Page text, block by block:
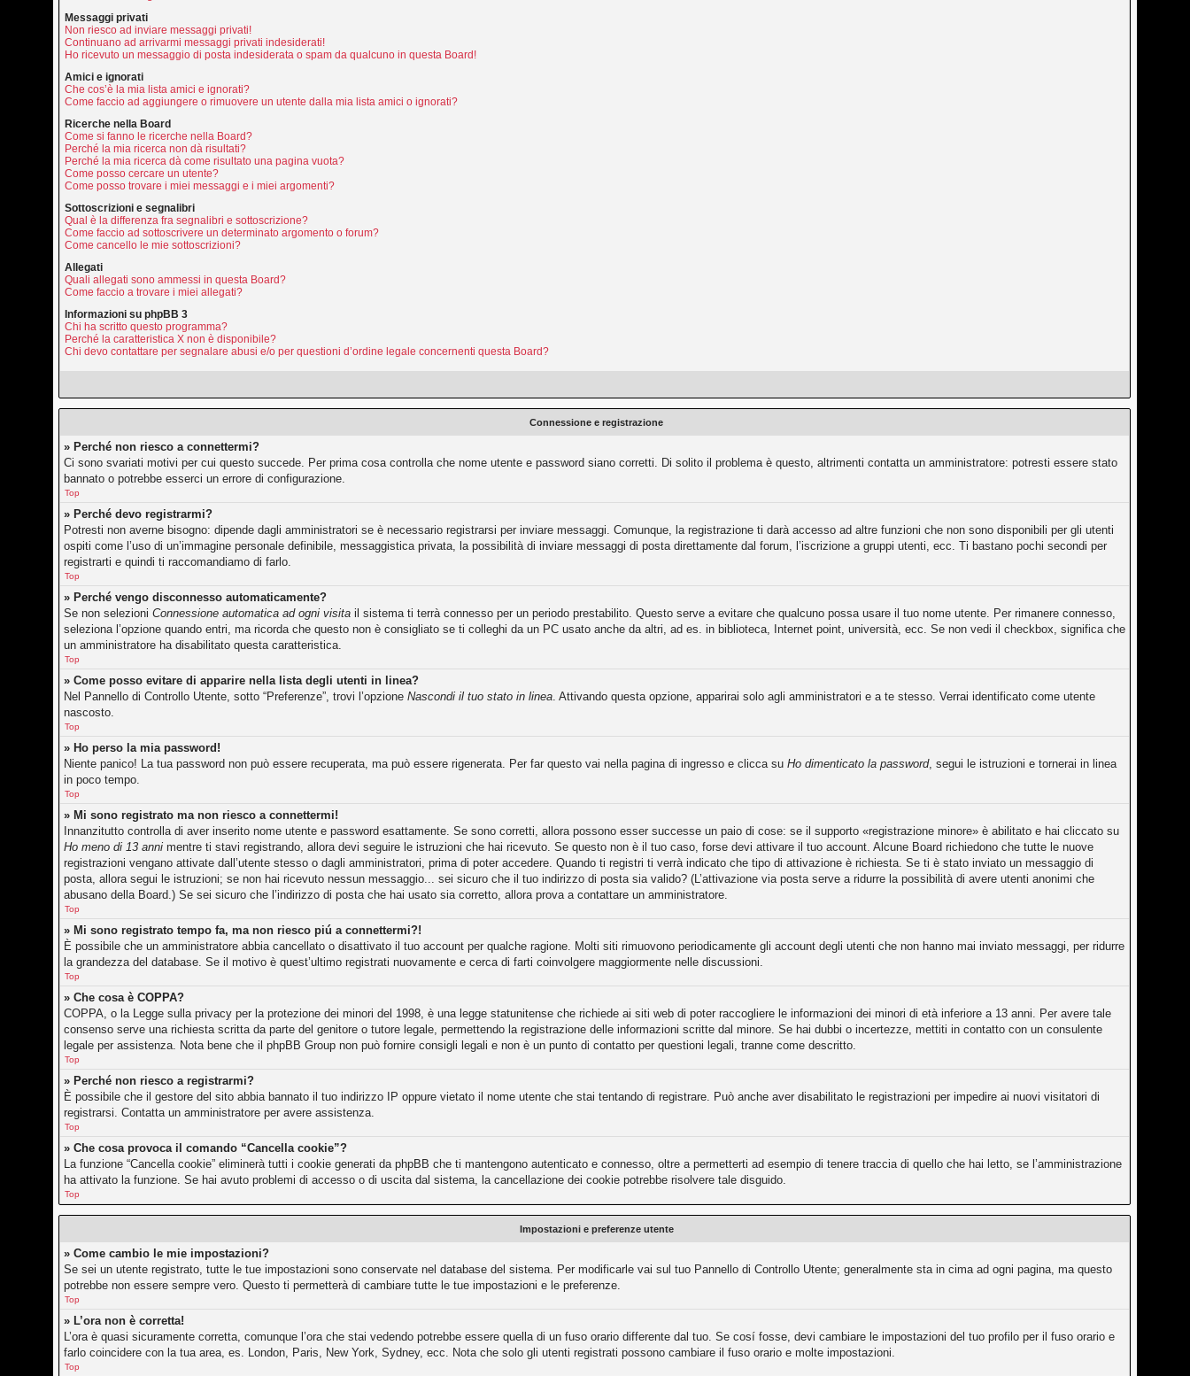
Messaggi privati
Non riesco ad inviare messaggi privati!
Continuano ad arrivarmi messaggi privati indesiderati!
Ho ricevuto un messaggio di posta indesiderata o spam da qualcuno in questa Board!
Amici e ignorati
Che cos’è la mia lista amici e ignorati?
Come faccio ad aggiungere o rimuovere un utente dalla mia lista amici o ignorati?
Ricerche nella Board
Come si fanno le ricerche nella Board?
Perché la mia ricerca non dà risultati?
Perché la mia ricerca dà come risultato una pagina vuota?
Come posso cercare un utente?
Come posso trovare i miei messaggi e i miei argomenti?
Sottoscrizioni e segnalibri
Qual è la differenza fra segnalibri e sottoscrizione?
Come faccio ad sottoscrivere un determinato argomento o forum?
Come cancello le mie sottoscrizioni?
Allegati
Quali allegati sono ammessi in questa Board?
Come faccio a trovare i miei allegati?
Informazioni su phpBB 3
Chi ha scritto questo programma?
Perché la caratteristica X non è disponibile?
Chi devo contattare per segnalare abusi e/o per questioni d’ordine legale concernenti questa Board?
Connessione e registrazione
» Perché non riesco a connettermi?
Ci sono svariati motivi per cui questo succede. Per prima cosa controlla che nome utente e password siano corretti. Di solito il problema è questo, altrimenti contatta un amministratore: potresti essere stato
bannato o potrebbe esserci un errore di configurazione.
Top
» Perché devo registrarmi?
Potresti non averne bisogno: dipende dagli amministratori se è necessario registrarsi per inviare messaggi. Comunque, la registrazione ti darà accesso ad altre funzioni che non sono disponibili per gli utenti
ospiti come l’uso di un’immagine personale definibile, messaggistica privata, la possibilità di inviare messaggi di posta direttamente dal forum, l’iscrizione a gruppi utenti, ecc. Ti bastano pochi secondi per
registrarti e quindi ti raccomandiamo di farlo.
Top
» Perché vengo disconnesso automaticamente?
Se non selezioniConnessione automatica ad ogni visita il sistema ti terrà connesso per un periodo prestabilito. Questo serve a evitare che qualcuno possa usare il tuo nome utente. Per rimanere connesso,
seleziona l’opzione quando entri, ma ricorda che questo non è consigliato se ti colleghi da un PC usato anche da altri, ad es. in biblioteca, Internet point, università, ecc. Se non vedi il checkbox, significa che
un amministratore ha disabilitato questa caratteristica.
Top
» Come posso evitare di apparire nella lista degli utenti in linea?
Nel Pannello di Controllo Utente, sotto “Preferenze”, trovi l’opzioneNascondi il tuo stato in linea. Attivando questa opzione, apparirai solo agli amministratori e a te stesso. Verrai identificato come utente
nascosto.
Top
» Ho perso la mia password!
Niente panico! La tua password non può essere recuperata, ma può essere rigenerata. Per far questo vai nella pagina di ingresso e clicca suHo dimenticato la password, segui le istruzioni e tornerai in linea
in poco tempo.
Top
» Mi sono registrato ma non riesco a connettermi!
Innanzitutto controlla di aver inserito nome utente e password esattamente. Se sono corretti, allora possono esser successe un paio di cose: se il supporto «registrazione minore» è abilitato e hai cliccato su
Ho meno di 13 anni mentre ti stavi registrando, allora devi seguire le istruzioni che hai ricevuto. Se questo non è il tuo caso, forse devi attivare il tuo account. Alcune Board richiedono che tutte le nuove
registrazioni vengano attivate dall’utente stesso o dagli amministratori, prima di poter accedere. Quando ti registri ti verrà indicato che tipo di attivazione è richiesta. Se ti è stato inviato un messaggio di
posta, allora segui le istruzioni; se non hai ricevuto nessun messaggio... sei sicuro che il tuo indirizzo di posta sia valido? (L’attivazione via posta serve a ridurre la possibilità di avere utenti anonimi che
abusano della Board.) Se sei sicuro che l’indirizzo di posta che hai usato sia corretto, allora prova a contattare un amministratore.
Top
» Mi sono registrato tempo fa, ma non riesco piú a connettermi?!
È possibile che un amministratore abbia cancellato o disattivato il tuo account per qualche ragione. Molti siti rimuovono periodicamente gli account degli utenti che non hanno mai inviato messaggi, per ridurre
la grandezza del database. Se il motivo è quest’ultimo registrati nuovamente e cerca di farti coinvolgere maggiormente nelle discussioni.
Top
» Che cosa è COPPA?
COPPA, o la Legge sulla privacy per la protezione dei minori del 1998, è una legge statunitense che richiede ai siti web di poter raccogliere le informazioni dei minori di età inferiore a 13 anni. Per avere tale
consenso serve una richiesta scritta da parte del genitore o tutore legale, permettendo la registrazione delle informazioni scritte dal minore. Se hai dubbi o incertezze, mettiti in contatto con un consulente
legale per assistenza. Nota bene che il phpBB Group non può fornire consigli legali e non è un punto di contatto per questioni legali, tranne come descritto.
Top
» Perché non riesco a registrarmi?
È possibile che il gestore del sito abbia bannato il tuo indirizzo IP oppure vietato il nome utente che stai tentando di registrare. Può anche aver disabilitato le registrazioni per impedire ai nuovi visitatori di
registrarsi. Contatta un amministratore per avere assistenza.
Top
» Che cosa provoca il comando “Cancella cookie”?
La funzione “Cancella cookie” eliminerà tutti i cookie generati da phpBB che ti mantengono autenticato e connesso, oltre a permetterti ad esempio di tenere traccia di quello che hai letto, se l’amministrazione
ha attivato la funzione. Se hai avuto problemi di accesso o di uscita dal sistema, la cancellazione dei cookie potrebbe risolvere tale disguido.
Top
Impostazioni e preferenze utente
» Come cambio le mie impostazioni?
Se sei un utente registrato, tutte le tue impostazioni sono conservate nel database del sistema. Per modificarle vai sul tuo Pannello di Controllo Utente; generalmente sta in cima ad ogni pagina, ma questo
potrebbe non essere sempre vero. Questo ti permetterà di cambiare tutte le tue impostazioni e le preferenze.
Top
» L’ora non è corretta!
L’ora è quasi sicuramente corretta, comunque l’ora che stai vedendo potrebbe essere quella di un fuso orario differente dal tuo. Se cosí fosse, devi cambiare le impostazioni del tuo profilo per il fuso orario e
farlo coincidere con la tua area, es. London, Paris, New York, Sydney, ecc. Nota che solo gli utenti registrati possono cambiare il fuso orario e molte impostazioni.
Top